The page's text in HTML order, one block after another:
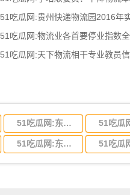
51吃瓜网:贵州快递物流园2016年
51吃瓜网:物流业各首要停业指数
51吃瓜网:天下物流相干专业教员
51吃瓜网:东莞到甘肃省物流运输,东莞到甘肃省物流公司
51吃瓜网:东莞到浙江省物流运输,东莞到浙江省物流公司